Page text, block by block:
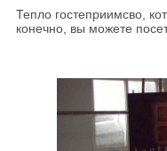
Тепло гостеприимсво,
конечно, вы можете